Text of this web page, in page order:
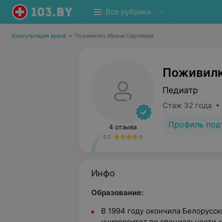
Все рубрики
Консультация врача • Поживилко Ирина Сергеевна
4 отзыва
4.0
Педиатр
Стаж 32 года •
Профиль
Инфо
Образование:
В 1994 году окончила